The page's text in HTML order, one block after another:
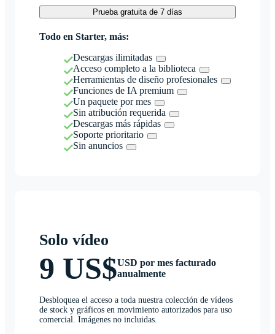
Prueba gratuita de 7 días
Todo en Starter, más:
Descargas ilimitadas
Acceso completo a la biblioteca
Herramientas de diseño profesionales
Funciones de IA premium
Un paquete por mes
Sin atribución requerida
Descargas más rápidas
Soporte prioritario
Sin anuncios
Solo vídeo
9 US$USD por mes facturado
anualmente
Desbloquea el acceso a toda nuestra colección de vídeos
de stock y gráficos en movimiento autorizados para uso
comercial. Imágenes no incluidas.